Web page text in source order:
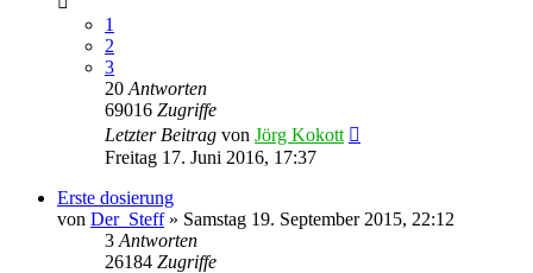
1
2
3
20 Antworten
69016 Zugriffe
Letzter Beitrag von Jörg Kokott
Freitag 17. Juni 2016, 17:37
Erste dosierung
von Der_Steff» Samstag 19. September 2015, 22:12
3 Antworten
26184 Zugriffe